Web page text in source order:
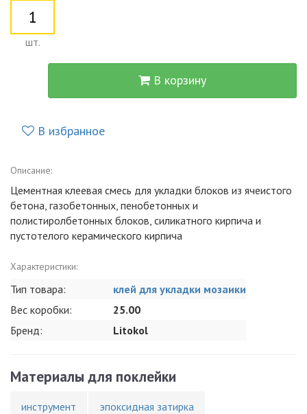
шт.
В корзину
В избранное
Описание:
Цементная клеевая смесь для укладки блоков из ячеистого
бетона, газобетонных, пенобетонных и
полистиролбетонных блоков, силикатного кирпича и
пустотелого керамического кирпича
Характеристики:
Тип товара:
клей для укладки мозаики
Вес коробки:
25.00
Бренд:
Litokol
Материалы для поклейки
инструмент эпоксидная затирка